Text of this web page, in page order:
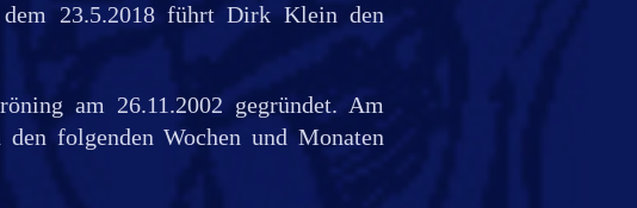
dem 23.5.2018 führt Dirk Klein den
am 26.11.2002 gegründet. Am
folgenden Wochen und Monaten